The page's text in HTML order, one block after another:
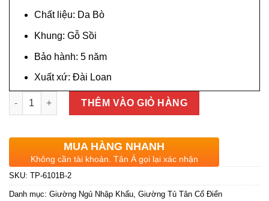
Chất liệu: Da Bò
Khung: Gỗ Sồi
Bảo hành: 5 năm
Xuất xứ: Đài Loan
Giường Ngủ Tân Cổ Điển Gỗ Sồi Bọc Da Bò Đầu Và Đuôi
THÊM VÀO GIỎ HÀNG
MUA HÀNG NHANH
Không cần tài khoản. Tân Á gọi lại xác nhận
SKU: TP-6101B-2
Danh mục: Giường Ngủ Nhập Khẩu Giường Tủ Tân Cổ Điển